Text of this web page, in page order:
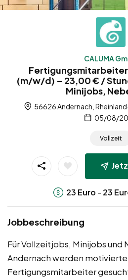
CALUMA
(m/w/d) – 23,00 € /
Minijobs,
56626 Andernach,
05/08/
Vollzeit
23 Euro - 23
Jobbeschreibung
Für Vollzeitjobs, Minijobs und
Andernach werden motivierte
Fertigungsmitarbeiter